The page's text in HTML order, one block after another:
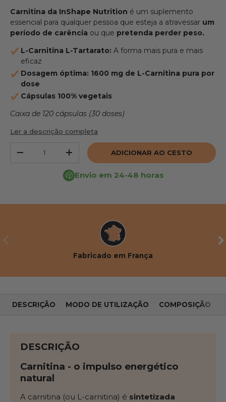
Carnitina da InShape Nutrition é um suplemento
essencial para qualquer pessoa que esteja a atravessar um
período de carência ou que pretenda perder peso.
L-Carnitina L-Tartarato: A forma mais pura e mais
eficaz
Dosagem óptima: 1600 mg de L-Carnitina pura por
dose
Cápsulas 100% vegetais
Caixa de 120 cápsulas (30 doses)
Ler a descrição completa
REDUZIR A QUANTIDADEAUMENTAR A QUANTIDADE
ADICIONAR AO CESTO
Envio em 24-48 horas
ANTERIOR
Fabricado em França
DESCRIÇÃO MODO DE UTILIZAÇÃO COMPOSIÇÃO
DESCRIÇÃO
Carnitina - o impulso energético
natural
A carnitina (ou L-carnitina) é sintetizada